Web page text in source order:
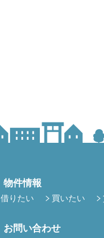
物件情報
借りたい 買いたい
お問い合わせ